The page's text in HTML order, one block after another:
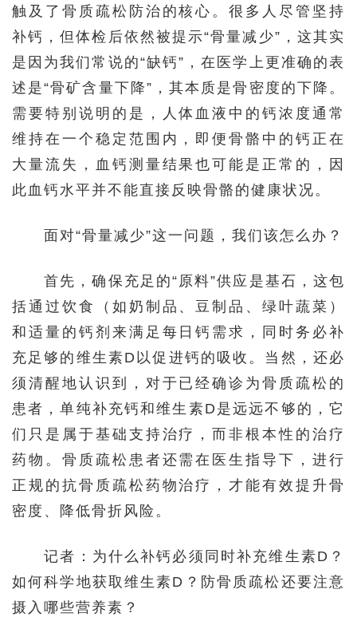
触及了骨质疏松防治的核心。很多人尽管坚持
补钙，但体检后依然被提示“骨量减少”，这其实
是因为我们常说的“缺钙”，在医学上更准确的表
述是“骨矿含量下降”，其本质是骨密度的下降。
需要特别说明的是，人体血液中的钙浓度通常
维持在一个稳定范围内，即便骨骼中的钙正在
大量流失，血钙测量结果也可能是正常的，因
此血钙水平并不能直接反映骨骼的健康状况。
面对“骨量减少”这一问题，我们该怎么办？
首先，确保充足的“原料”供应是基石，这包
括通过饮食（如奶制品、豆制品、绿叶蔬菜）
和适量的钙剂来满足每日钙需求，同时务必补
充足够的维生素D以促进钙的吸收。当然，还必
须清醒地认识到，对于已经确诊为骨质疏松的
患者，单纯补充钙和维生素D是远远不够的，它
们只是属于基础支持治疗，而非根本性的治疗
药物。骨质疏松患者还需在医生指导下，进行
正规的抗骨质疏松药物治疗，才能有效提升骨
密度、降低骨折风险。
记者：为什么补钙必须同时补充维生素D？
如何科学地获取维生素D？防骨质疏松还要注意
摄入哪些营养素？